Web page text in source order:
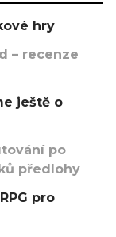
hry
– recenze
ještě o
po
předlohy
pro